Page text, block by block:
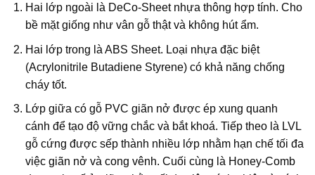
Hai lớp ngoài là DeCo-Sheet nhựa thông hợp tính. Cho
bề mặt giống như vân gỗ thật và không hút ẩm.
Hai lớp trong là ABS Sheet. Loại nhựa đặc biệt
(Acrylonitrile Butadiene Styrene) có khả năng chống
cháy tốt.
Lớp giữa có gỗ PVC giãn nở được ép xung quanh
cánh để tạo độ vững chắc và bắt khoá. Tiếp theo là LVL
gỗ cứng được sếp thành nhiều lớp nhằm hạn chế tối đa
việc giãn nở và cong vênh. Cuối cùng là Honey-Comb